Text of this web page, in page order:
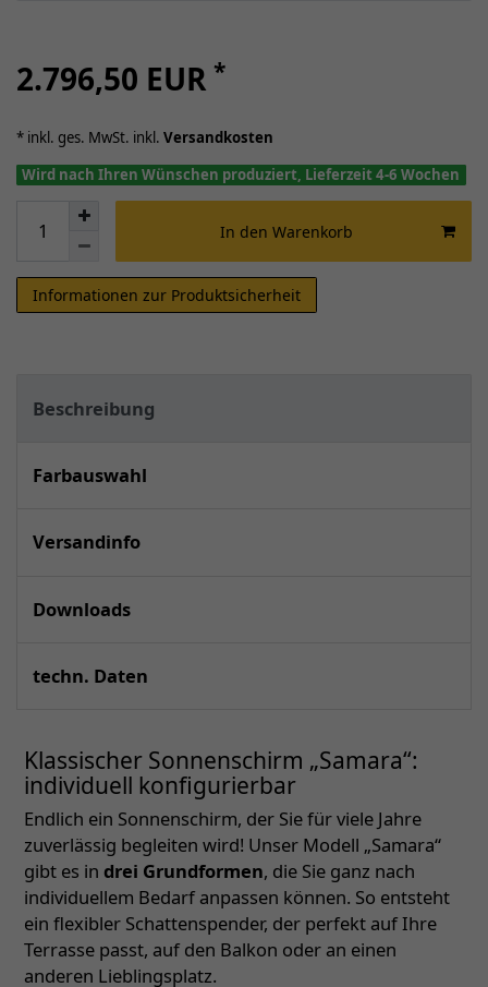
2.796,50 EUR *
* inkl. ges. MwSt. inkl. Versandkosten
Wird nach Ihren Wünschen produziert, Lieferzeit 4-6 Wochen
In den Warenkorb
Informationen zur Produktsicherheit
Beschreibung
Farbauswahl
Versandinfo
Downloads
techn. Daten
Klassischer Sonnenschirm „Samara“:
individuell konfigurierbar
Endlich ein Sonnenschirm, der Sie für viele Jahre
zuverlässig begleiten wird! Unser Modell „Samara“
gibt es in drei Grundformen, die Sie ganz nach
individuellem Bedarf anpassen können. So entsteht
ein flexibler Schattenspender, der perfekt auf Ihre
Terrasse passt, auf den Balkon oder an einen
anderen Lieblingsplatz.